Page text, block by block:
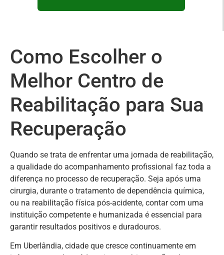
Como Escolher o
Melhor Centro de
Reabilitação para Sua
Recuperação
Quando se trata de enfrentar uma jornada de reabilitação,
a qualidade do acompanhamento profissional faz toda a
diferença no processo de recuperação. Seja após uma
cirurgia, durante o tratamento de dependência química,
ou na reabilitação física pós-acidente, contar com uma
instituição competente e humanizada é essencial para
garantir resultados positivos e duradouros.
Em Uberlândia, cidade que cresce continuamente em